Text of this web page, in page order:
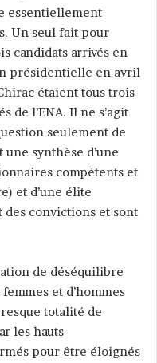
essentiellement
Un seul fait pour
candidats arrivés en
présidentielle en avril
étaient tous trois
de l’ENA. Il ne s’agit
seulement de
synthèse d’une
compétents et
et d’une élite
convictions et sont
de déséquilibre
et d’hommes
totalité de
les hauts
pour être éloignés